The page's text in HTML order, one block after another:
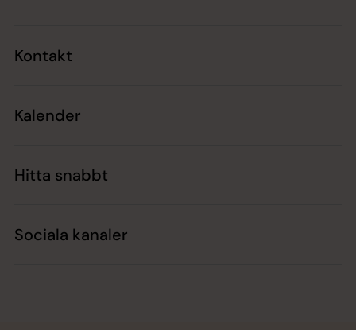
Kontakt
Kalender
Hitta snabbt
Sociala kanaler